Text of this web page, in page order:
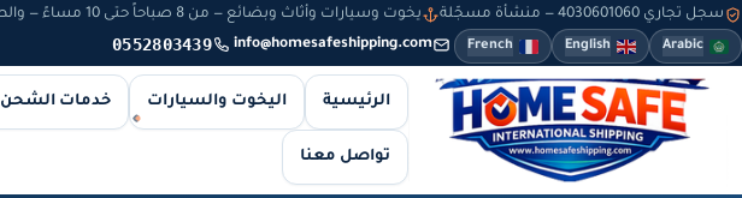
سجل تجاري 4030601060 — منشأة مسجّلة يخوت وسيارات وأثاث وبضائع — من 8 صباحاً حتى 10 مساءً — والطلبات أونلاين طوال الوقت
Arabic
English
French
info@homesafeshipping.com
0552803439
الرئيسية اليخوت والسيارات خدمات الشحن
تواصل معنا